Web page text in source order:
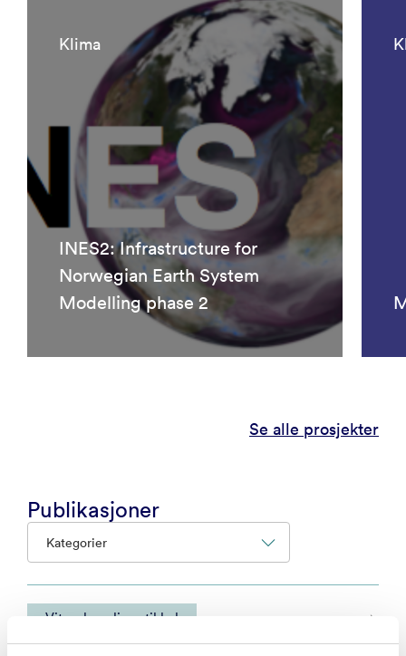
Klima
INES2: Infrastructure for
Norwegian Earth System
Modelling phase 2
Se alle prosjekter
Publikasjoner
Kategorier
Vitenskapelig artikkel